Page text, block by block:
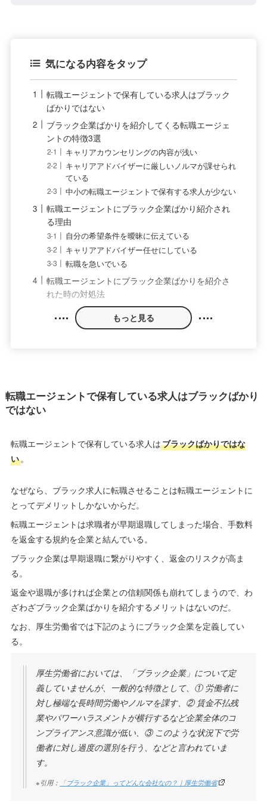
気になる内容をタップ
転職エージェントで保有している求人はブラック
ばかりではない
ブラック企業ばかりを紹介してくる転職エージェ
ントの特徴3選
キャリアカウンセリングの内容が浅い
キャリアアドバイザーに厳しいノルマが課せられ
ている
中小の転職エージェントで保有する求人が少ない
転職エージェントにブラック企業ばかり紹介され
る理由
自分の希望条件を曖昧に伝えている
キャリアアドバイザー任せにしている
転職を急いでいる
転職エージェントにブラック企業ばかりを紹介さ
れた時の対処法
もっと見る
転職エージェントで保有している求人はブラックばかり
ではない
転職エージェントで保有している求人はブラックばかりではな
い。
なぜなら、ブラック求人に転職させることは転職エージェントに
とってデメリットしかないからだ。
転職エージェントは求職者が早期退職してしまった場合、手数料
を返金する規約を企業と結んでいる。
ブラック企業は早期退職に繋がりやすく、返金のリスクが高ま
る。
返金や退職が多ければ企業との信頼関係も崩れてしまうので、わ
ざわざブラック企業ばかりを紹介するメリットはないのだ。
なお、厚生労働省では下記のようにブラック企業を定義してい
る。
厚生労働省においては、「ブラック企業」について定
義していませんが、一般的な特徴として、① 労働者に
対し極端な長時間労働やノルマを課す、② 賃金不払残
業やパワーハラスメントが横行するなど企業全体のコ
ンプライアンス意識が低い、③ このような状況下で労
働者に対し過度の選別を行う、などと言われていま
す。
※引用： 「ブラック企業」ってどんな会社なの？｜厚生労働省